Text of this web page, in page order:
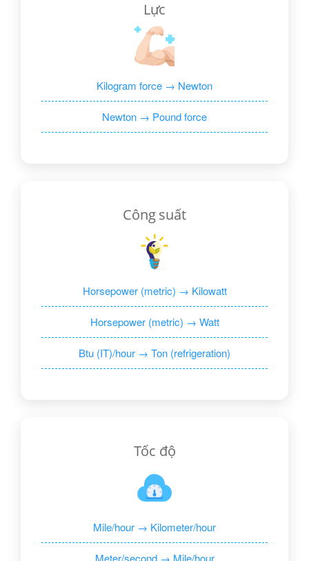
Lực
Kilogram force → Newton
Newton → Pound force
Công suất
Horsepower (metric) → Kilowatt
Horsepower (metric) → Watt
Btu (IT)/hour → Ton (refrigeration)
Tốc độ
Mile/hour → Kilometer/hour
Meter/second → Mile/hour